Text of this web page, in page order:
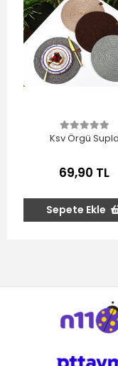
Ksv Örgü Supla
69,90 TL
Sepete Ekle